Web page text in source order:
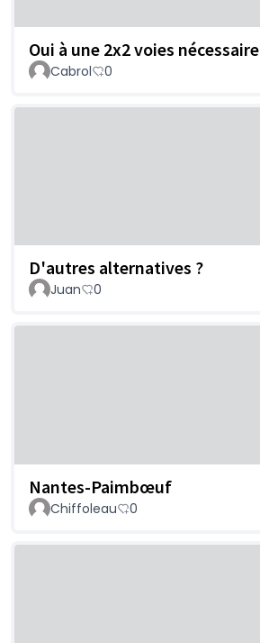
Oui à une 2x2 voies nécessaire
Cabrol 0
D'autres alternatives ?
Juan 0
Nantes-Paimbœuf
Chiffoleau 0